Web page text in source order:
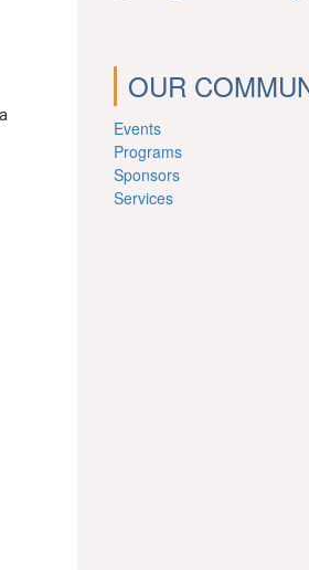
OUR
Events
Programs
Sponsors
Services